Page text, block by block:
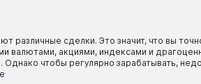
сделки. Это значит, что вы
валютами, акциями, индексами и
чтобы регулярно зарабатывать,